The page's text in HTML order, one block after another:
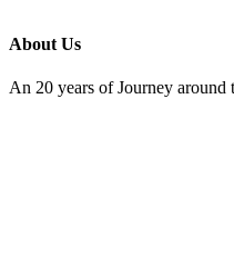
About Us
An 20 years of Journey around